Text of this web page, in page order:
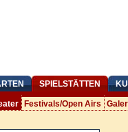
SPIELSTÄTTEN
Festivals/Open Airs